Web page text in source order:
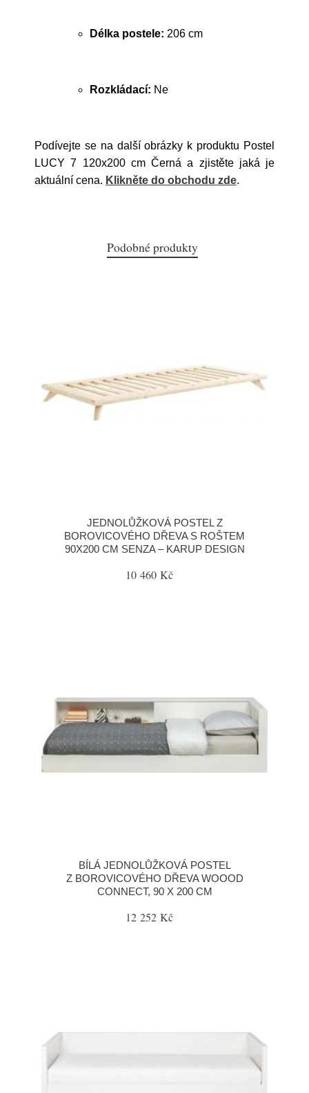
Délka postele: 206 cm
Rozkládací: Ne
Podívejte se na další obrázky k produktu Postel
LUCY 7 120x200 cm Černá a zjistěte jaká je
aktuální cena. Klikněte do obchodu zde.
Podobné produkty
JEDNOLŮŽKOVÁ POSTEL Z
BOROVICOVÉHO DŘEVA S ROŠTEM
90X200 CM SENZA – KARUP DESIGN
10 460 Kč
BÍLÁ JEDNOLŮŽKOVÁ POSTEL
Z BOROVICOVÉHO DŘEVA WOOOD
CONNECT, 90 X 200 CM
12 252 Kč